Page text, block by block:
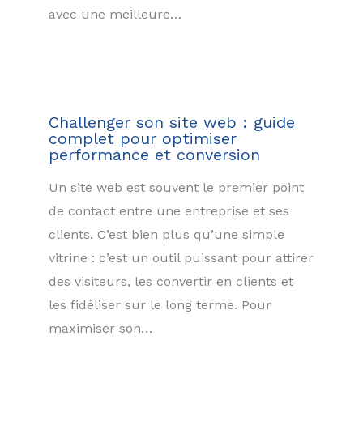
avec une meilleure…
Challenger son site web : guide
complet pour optimiser
performance et conversion
Un site web est souvent le premier point
de contact entre une entreprise et ses
clients. C’est bien plus qu’une simple
vitrine : c’est un outil puissant pour attirer
des visiteurs, les convertir en clients et
les fidéliser sur le long terme. Pour
maximiser son…